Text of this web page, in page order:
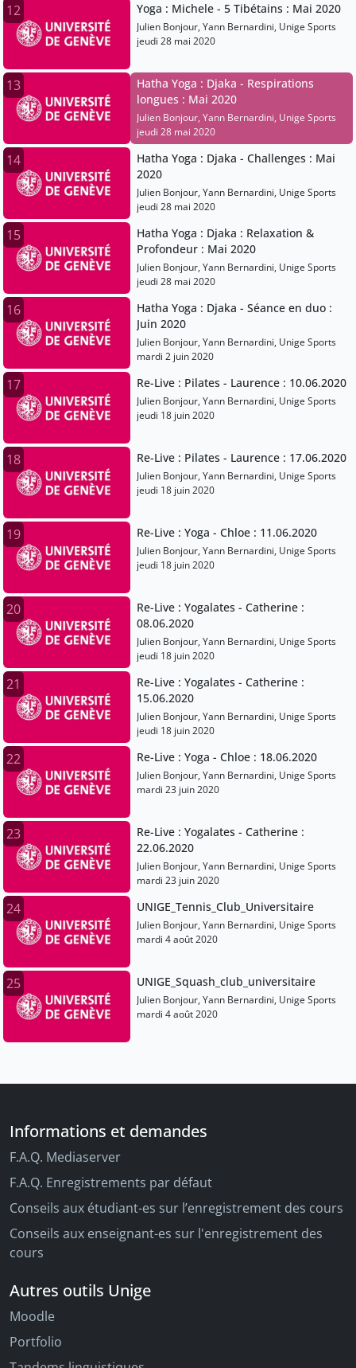
12 Yoga : Michele - 5 Tibétains : Mai 2020
Julien Bonjour, Yann Bernardini, Unige Sports
jeudi 28 mai 2020
13
Hatha Yoga : Djaka - Respirations
longues : Mai 2020
Julien Bonjour, Yann Bernardini, Unige Sports
jeudi 28 mai 2020
14
Hatha Yoga : Djaka - Challenges : Mai
2020
Julien Bonjour, Yann Bernardini, Unige Sports
jeudi 28 mai 2020
15
Hatha Yoga : Djaka : Relaxation &
Profondeur : Mai 2020
Julien Bonjour, Yann Bernardini, Unige Sports
jeudi 28 mai 2020
16
Hatha Yoga : Djaka - Séance en duo :
Juin 2020
Julien Bonjour, Yann Bernardini, Unige Sports
mardi 2 juin 2020
17 Re-Live : Pilates - Laurence : 10.06.2020
Julien Bonjour, Yann Bernardini, Unige Sports
jeudi 18 juin 2020
18 Re-Live : Pilates - Laurence : 17.06.2020
Julien Bonjour, Yann Bernardini, Unige Sports
jeudi 18 juin 2020
19 Re-Live : Yoga - Chloe : 11.06.2020
Julien Bonjour, Yann Bernardini, Unige Sports
jeudi 18 juin 2020
20
Re-Live : Yogalates - Catherine :
08.06.2020
Julien Bonjour, Yann Bernardini, Unige Sports
jeudi 18 juin 2020
21
Re-Live : Yogalates - Catherine :
15.06.2020
Julien Bonjour, Yann Bernardini, Unige Sports
jeudi 18 juin 2020
22 Re-Live : Yoga - Chloe : 18.06.2020
Julien Bonjour, Yann Bernardini, Unige Sports
mardi 23 juin 2020
23
Re-Live : Yogalates - Catherine :
22.06.2020
Julien Bonjour, Yann Bernardini, Unige Sports
mardi 23 juin 2020
24 UNIGE_Tennis_Club_Universitaire
Julien Bonjour, Yann Bernardini, Unige Sports
mardi 4 août 2020
25 UNIGE_Squash_club_universitaire
Julien Bonjour, Yann Bernardini, Unige Sports
mardi 4 août 2020
Informations et demandes
F.A.Q. Mediaserver
F.A.Q. Enregistrements par défaut
Conseils aux étudiant-es sur l’enregistrement des cours
Conseils aux enseignant-es sur l'enregistrement des
cours
Autres outils Unige
Moodle
Portfolio